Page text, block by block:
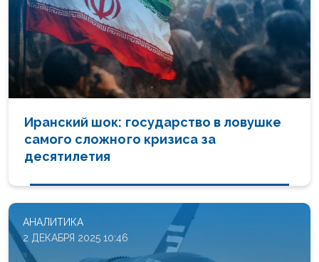
Иранский шок: государство в ловушке
самого сложного кризиса за
десятилетия
АНАЛИТИКА
2 ДЕКАБРЯ 2025 10:46